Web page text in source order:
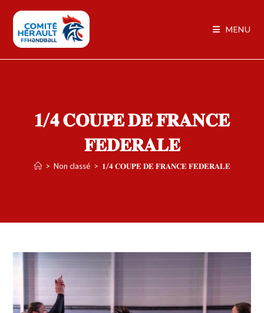
MENU
𝟏/𝟒 𝐂𝐎𝐔𝐏𝐄 𝐃𝐄 𝐅𝐑𝐀𝐍𝐂𝐄
𝐅𝐄𝐃𝐄𝐑𝐀𝐋𝐄
> Non classé > 𝟏/𝟒 𝐂𝐎𝐔𝐏𝐄 𝐃𝐄 𝐅𝐑𝐀𝐍𝐂𝐄 𝐅𝐄𝐃𝐄𝐑𝐀𝐋𝐄